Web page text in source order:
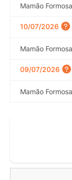
Mamão
10/07/2026
Mamão
09/07/2026
Mamão